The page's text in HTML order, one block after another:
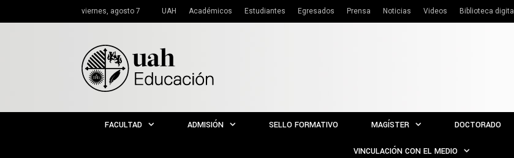
viernes, agosto 7 UAH Académicos Estudiantes Egresados Prensa Noticias Videos Biblioteca digital
FACULTAD ADMISIÓN SELLO FORMATIVO MAGÍSTER DOCTORADO
VINCULACIÓN CON EL MEDIO